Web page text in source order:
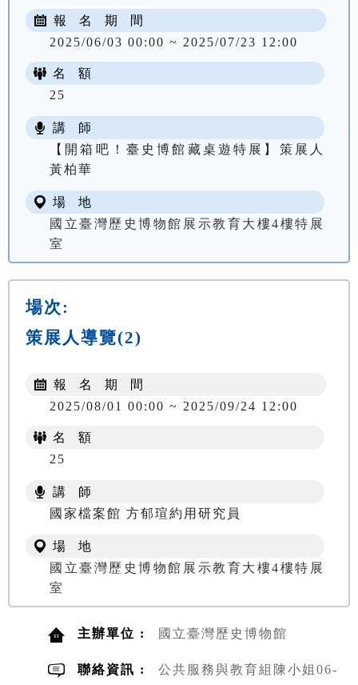
報 名 期 間
2025/06/03 00:00 ~ 2025/07/23 12:00
名 額
25
講 師
【開箱吧！臺史博館藏桌遊特展】策展人
黃柏華
場 地
國立臺灣歷史博物館展示教育大樓4樓特展
室
場次:
策展人導覽(2)
報 名 期 間
2025/08/01 00:00 ~ 2025/09/24 12:00
名 額
25
講 師
國家檔案館 方郁瑄約用研究員
場 地
國立臺灣歷史博物館展示教育大樓4樓特展
室
主辦單位 : 國立臺灣歷史博物館
聯絡資訊 :
公共服務與教育組陳小姐06-